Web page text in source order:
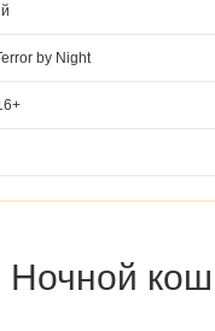
by Night
Ночной